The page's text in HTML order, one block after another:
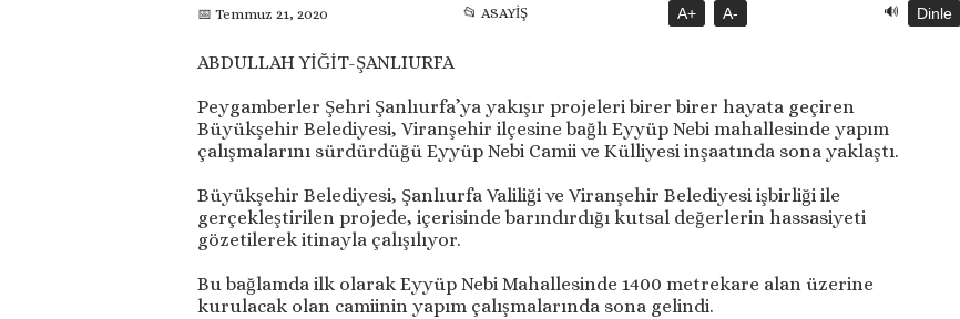
📅 Temmuz 21, 2020 📂 ASAYİŞ A+ A- 🔊 Dinle
ABDULLAH YİĞİT-ŞANLIURFA
Peygamberler Şehri Şanlıurfa’ya yakışır projeleri birer birer hayata geçiren
Büyükşehir Belediyesi, Viranşehir ilçesine bağlı Eyyüp Nebi mahallesinde yapım
çalışmalarını sürdürdüğü Eyyüp Nebi Camii ve Külliyesi inşaatında sona yaklaştı.
Büyükşehir Belediyesi, Şanlıurfa Valiliği ve Viranşehir Belediyesi işbirliği ile
gerçekleştirilen projede, içerisinde barındırdığı kutsal değerlerin hassasiyeti
gözetilerek itinayla çalışılıyor.
Bu bağlamda ilk olarak Eyyüp Nebi Mahallesinde 1400 metrekare alan üzerine
kurulacak olan camiinin yapım çalışmalarında sona gelindi.